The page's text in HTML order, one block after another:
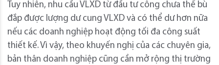
Tuy nhiên, nhu cầu VLXD từ đầu tư công chưa thể bù
đắp được lượng dư cung VLXD và có thể dư hơn nữa
nếu các doanh nghiệp hoạt động tối đa công suất
thiết kế. Vì vậy, theo khuyến nghị của các chuyên gia,
bản thân doanh nghiệp cũng cần mở rộng thị trường